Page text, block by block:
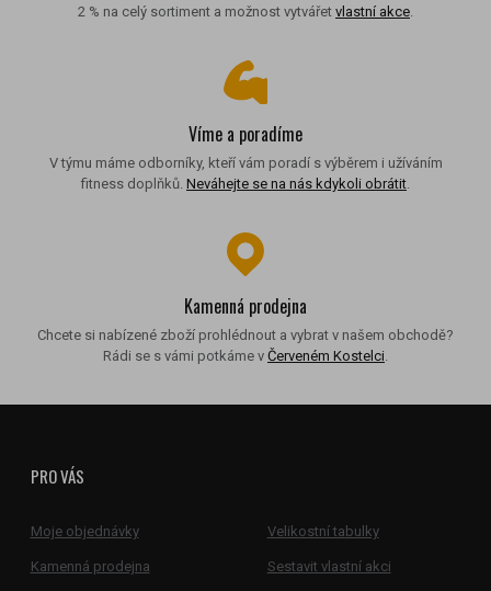
2 % na celý sortiment a možnost vytvářet vlastní akce
Víme a poradíme
V týmu máme odborníky, kteří vám poradí s výběrem i užíváním
fitness doplňků. Neváhejte se na nás kdykoli obrátit
Kamenná prodejna
Chcete si nabízené zboží prohlédnout a vybrat v našem obchodě?
Rádi se s vámi potkáme v Červeném Kostelci
PRO VÁS
Moje objednávky Velikostní tabulky
Kamenná prodejna Sestavit vlastní akci